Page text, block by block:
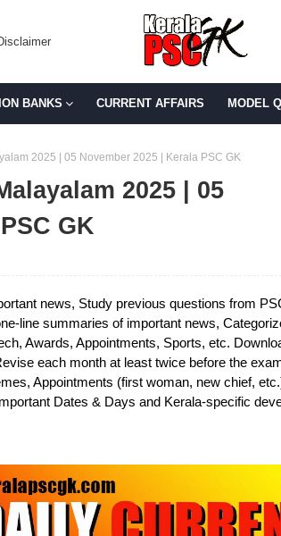
BANKS CURRENT AFFAIRS MODEL
2025 | 05 November 2025 | Kerala PSC GK
2025 | 05
GK
news, Study previous questions from
line summaries of important news,
Awards, Appointments, Sports, etc.
each month at least twice before the
Appointments (first woman, new chief,
Dates & Days and Kerala-specific